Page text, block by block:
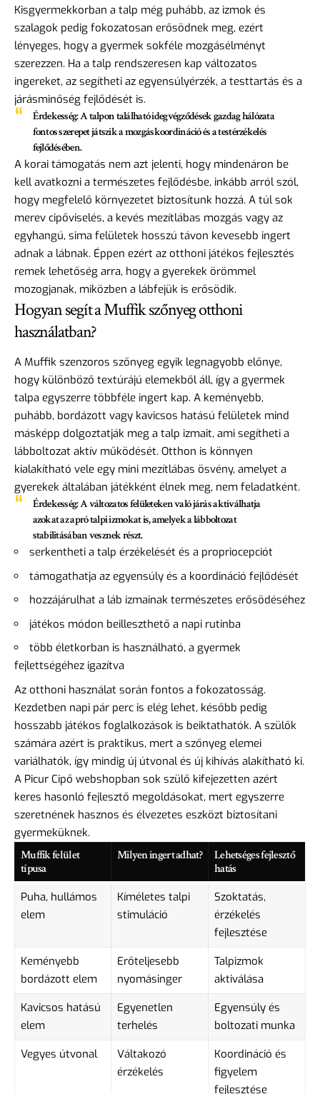
Kisgyermekkorban a talp még puhább, az izmok és
szalagok pedig fokozatosan erősödnek meg, ezért
lényeges, hogy a gyermek sokféle mozgásélményt
szerezzen. Ha a talp rendszeresen kap változatos
ingereket, az segítheti az egyensúlyérzék, a testtartás és a
járásminőség fejlődését is.
Érdekesség:A talpon található idegvégződések gazdag hálózata
fontos szerepet játszik a mozgáskoordináció és a testérzékelés
fejlődésében.
A korai támogatás nem azt jelenti, hogy mindenáron be
kell avatkozni a természetes fejlődésbe, inkább arról szól,
hogy megfelelő környezetet biztosítunk hozzá. A túl sok
merev cipőviselés, a kevés mezítlábas mozgás vagy az
egyhangú, sima felületek hosszú távon kevesebb ingert
adnak a lábnak. Éppen ezért az otthoni játékos fejlesztés
remek lehetőség arra, hogy a gyerekek örömmel
mozogjanak, miközben a lábfejük is erősödik.
Hogyan segít a Muffik szőnyeg otthoni
használatban?
A Muffik szenzoros szőnyeg egyik legnagyobb előnye,
hogy különböző textúrájú elemekből áll, így a gyermek
talpa egyszerre többféle ingert kap. A keményebb,
puhább, bordázott vagy kavicsos hatású felületek mind
másképp dolgoztatják meg a talp izmait, ami segítheti a
lábboltozat aktív működését. Otthon is könnyen
kialakítható vele egy mini mezítlábas ösvény, amelyet a
gyerekek általában játékként élnek meg, nem feladatként.
Érdekesség:A változatos felületeken való járás aktiválhatja
azokat az apró talpi izmokat is, amelyek a lábboltozat
stabilitásában vesznek részt.
serkentheti a talp érzékelését és a propriocepciót
támogathatja az egyensúly és a koordináció fejlődését
hozzájárulhat a láb izmainak természetes erősödéséhez
játékos módon beilleszthető a napi rutinba
több életkorban is használható, a gyermek
fejlettségéhez igazítva
Az otthoni használat során fontos a fokozatosság.
Kezdetben napi pár perc is elég lehet, később pedig
hosszabb játékos foglalkozások is beiktathatók. A szülők
számára azért is praktikus, mert a szőnyeg elemei
variálhatók, így mindig új útvonal és új kihívás alakítható ki.
A Picur Cipő webshopban sok szülő kifejezetten azért
keres hasonló fejlesztő megoldásokat, mert egyszerre
szeretnének hasznos és élvezetes eszközt biztosítani
gyermeküknek.
Muffik felület
típusa
Milyen ingert adhat?
Lehetséges fejlesztő
hatás
Puha, hullámos
elem
Kíméletes talpi
stimuláció
Szoktatás,
érzékelés
fejlesztése
Keményebb
bordázott elem
Erőteljesebb
nyomásinger
Talpizmok
aktiválása
Kavicsos hatású
elem
Egyenetlen
terhelés
Egyensúly és
boltozati munka
Vegyes útvonal
Váltakozó
érzékelés
Koordináció és
figyelem
fejlesztése